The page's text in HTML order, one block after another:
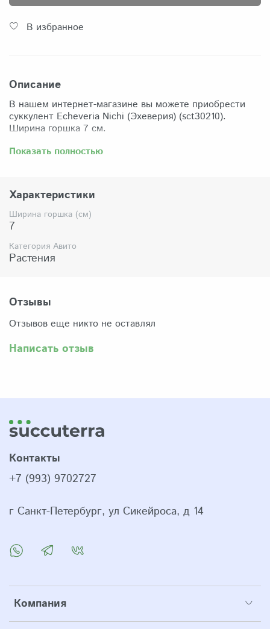
В избранное
Описание
В нашем интернет-магазине вы можете приобрести
суккулент Echeveria Nichi (Эхеверия) (sct30210).
Ширина горшка 7 см.
Забрать растение можно самовывозом из нашего
по России осуществляется через Яндекс-доставку или
СДЭК.
Комплектация:
Растение (отправляется с открытой корневой
системой, это норма для всех суккулентов, они
Показать полностью
Характеристики
Ширина горшка (см)
7
Категория Авито
Растения
Отзывы
Отзывов еще никто не оставлял
Написать отзыв
Компания
Контакты
+7 (993) 9702727
г Санкт-Петербург, ул Сикейроса, д 14